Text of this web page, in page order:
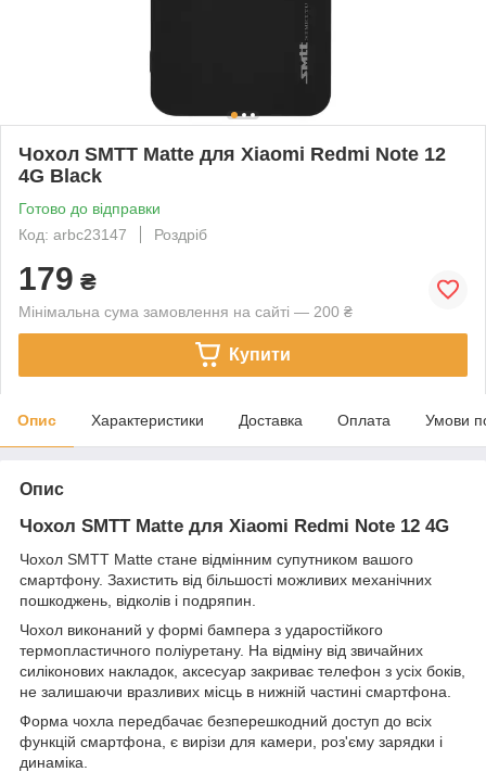
Чохол SMTT Matte для Xiaomi Redmi Note 12
4G Black
Готово до відправки
Код: arbc23147
Роздріб
179 ₴
Мінімальна сума замовлення на сайті — 200 ₴
Купити
Опис Характеристики Доставка Оплата Умови
Опис
Чохол SMTT Matte для Xiaomi Redmi Note 12 4G
Чохол SMTT Matte стане відмінним супутником вашого
смартфону. Захистить від більшості можливих механічних
пошкоджень, відколів і подряпин.
Чохол виконаний у формі бампера з ударостійкого
термопластичного поліуретану. На відміну від звичайних
силіконових накладок, аксесуар закриває телефон з усіх боків,
не залишаючи вразливих місць в нижній частині смартфона.
Форма чохла передбачає безперешкодний доступ до всіх
функцій смартфона, є вирізи для камери, роз'єму зарядки і
динаміка.